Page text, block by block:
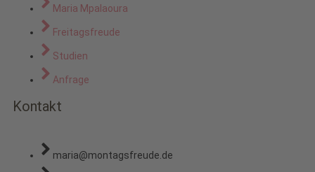
Maria Mpalaoura
Freitagsfreude
Studien
Anfrage
Kontakt
maria@montagsfreude.de